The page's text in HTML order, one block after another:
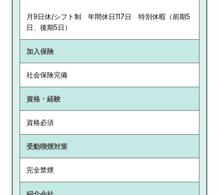
月9日休/シフト制 年間休日117日 特別休暇（前期5
日、後期5日）
加入保険
社会保険完備
資格・経験
資格必須
受動喫煙対策
完全禁煙